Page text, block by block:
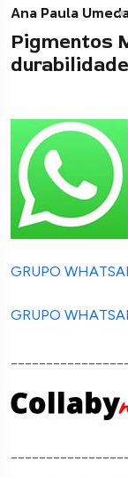
Ana Paula
Pigmentos
GRUPO
GRUPO